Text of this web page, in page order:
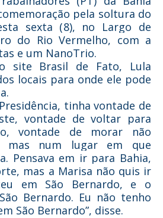
pela soltura do
sexta (8), no Largo de
do Rio Vermelho, com a
e um NanoTrio.
site Brasil de Fato, Lula
locais para onde ele pode
tinha vontade de
vontade de voltar para
vontade de morar não
mas num lugar em que
Pensava em ir para Bahia,
mas a Marisa não quis ir
em São Bernardo, e o
Bernardo. Eu não tenho
São Bernardo”, disse.